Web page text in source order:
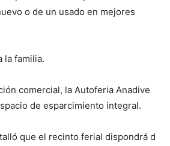
o de un usado en mejores
la familia.
comercial, la Autoferia Anadive
de esparcimiento integral.
que el recinto ferial dispondrá d